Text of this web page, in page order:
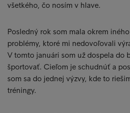
všetkého, čo nosím v hlave.
Posledný rok som mala okrem
problémy, ktoré mi nedovoľovali
V tomto januári som už dospela do
športovať. Cieľom je schudnúť a
som sa do jednej výzvy, kde to
tréningy.